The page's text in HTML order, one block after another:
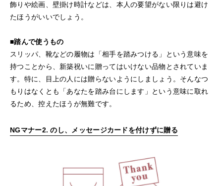
飾りや絵画、壁掛け時計などは、本人の要望がない限りは避け
たほうがいいでしょう。
■踏んで使うもの
スリッパ、靴などの履物は「相手を踏みつける」という意味を
持つことから、新築祝いに贈ってはいけない品物とされていま
す。特に、目上の人には贈らないようにしましょう。そんなつ
もりはなくとも「あなたを踏み台にします」という意味に取れ
るため、控えたほうが無難です。
NGマナー2. のし、メッセージカードを付けずに贈る